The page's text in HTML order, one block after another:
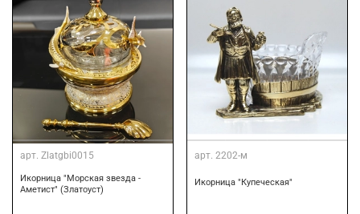
арт. Zlatgbi0015
Икорница "Морская звезда -
Аметист" (Златоуст)
арт. 2202-м
Икорница "Купеческая"